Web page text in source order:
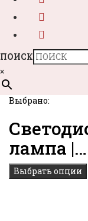
ПОИСК
×
Выбрано:
лампа |…
Выбрать опции